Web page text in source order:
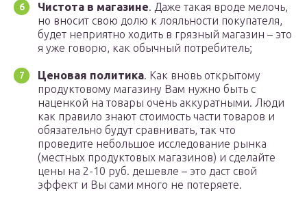
Чистота в магазине. Даже такая вроде мелочь,
но вносит свою долю к лояльности покупателя,
будет неприятно ходить в грязный магазин – это
я уже говорю, как обычный потребитель;
Ценовая политика. Как вновь открытому
продуктовому магазину Вам нужно быть с
наценкой на товары очень аккуратными. Люди
как правило знают стоимость части товаров и
обязательно будут сравнивать, так что
проведите небольшое исследование рынка
(местных продуктовых магазинов) и сделайте
цены на 2-10 руб. дешевле – это даст свой
эффект и Вы сами много не потеряете.